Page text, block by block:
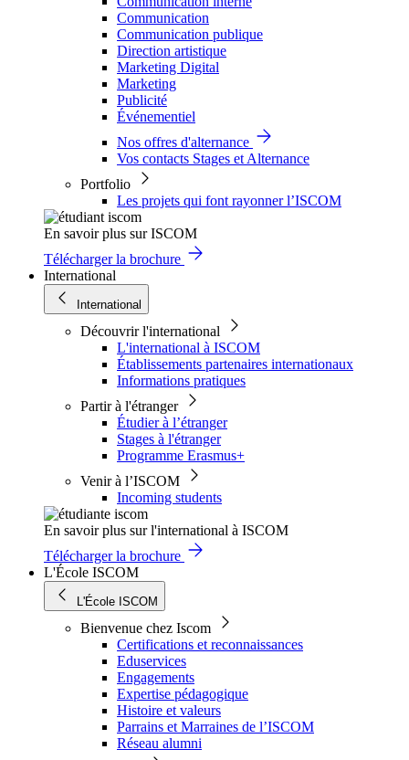
Communication
Communication publique
Direction artistique
Marketing Digital
Marketing
Publicité
Événementiel
Nos offres d'alternance
Vos contacts Stages et Alternance
Portfolio
Les projets qui font rayonner l’ISCOM
En savoir plus sur ISCOM
Télécharger la brochure
International
International
Découvrir l'international
L'international à ISCOM
Établissements partenaires internationaux
Informations pratiques
Partir à l'étranger
Étudier à l’étranger
Stages à l'étranger
Programme Erasmus+
Venir à l’ISCOM
Incoming students
En savoir plus sur l'international à ISCOM
Télécharger la brochure
L'École ISCOM
L'École ISCOM
Bienvenue chez Iscom
Certifications et reconnaissances
Eduservices
Engagements
Expertise pédagogique
Histoire et valeurs
Parrains et Marraines de l’ISCOM
Réseau alumni